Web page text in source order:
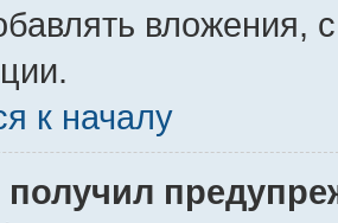
вложения,
к началу